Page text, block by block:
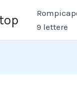
9 lettere